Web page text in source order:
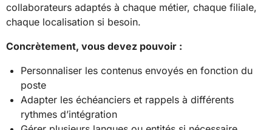
collaborateurs adaptés à chaque métier, chaque filiale,
chaque localisation si besoin.
Concrètement, vous devez pouvoir :
Personnaliser les contenus envoyés en fonction du
poste
Adapter les échéanciers et rappels à différents
rythmes d’intégration